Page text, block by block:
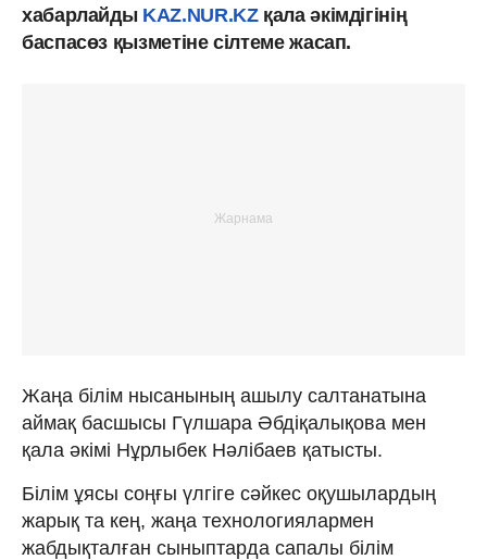
хабарлайды KAZ.NUR.KZқала әкімдігінің
баспасөз қызметіне сілтеме жасап.
Жаңа білім нысанының ашылу салтанатына
аймақ басшысы Гүлшара Әбдіқалықова мен
қала әкімі Нұрлыбек Нәлібаев қатысты.
Білім ұясы соңғы үлгіге сәйкес оқушылардың
жарық та кең, жаңа технологиялармен
жабдықталған сыныптарда сапалы білім